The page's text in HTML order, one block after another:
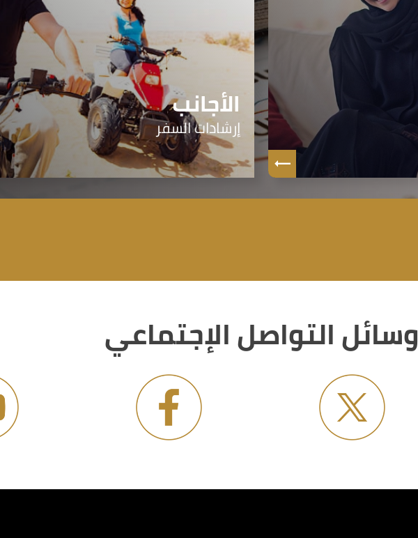
الأجانب
إرشادات السفر
وسائل التواصل الإجتماعي